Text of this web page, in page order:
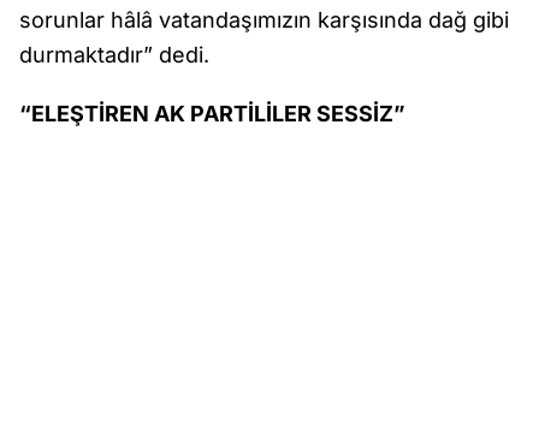
sorunlar hâlâ vatandaşımızın karşısında dağ gibi
durmaktadır” dedi.
“ELEŞTİREN AK PARTİLİLER SESSİZ”